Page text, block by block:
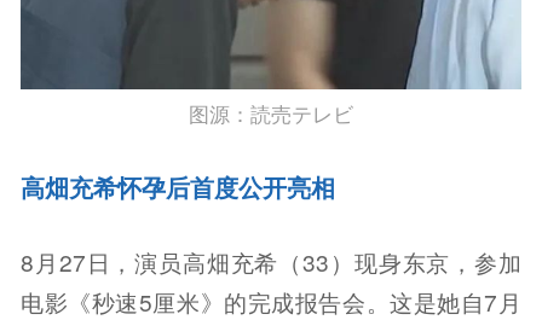
图源：読売テレビ
高畑充希怀孕后首度公开亮相
8月27日，演员高畑充希（33）现身东京，参加
电影《秒速5厘米》的完成报告会。这是她自7月